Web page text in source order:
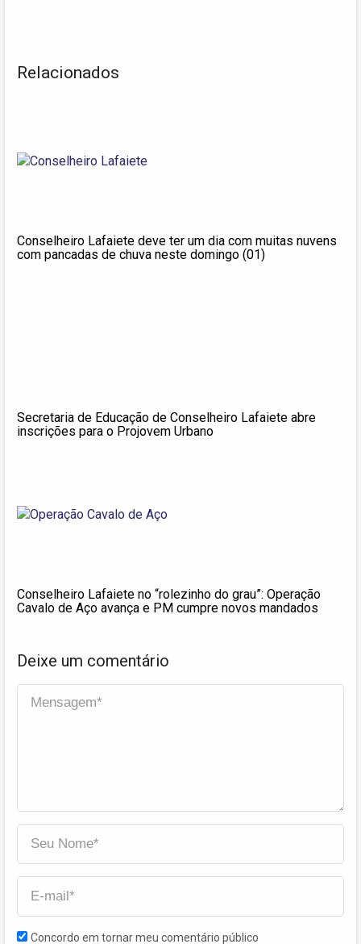
Relacionados
Conselheiro Lafaiete deve ter um dia com muitas nuvens
com pancadas de chuva neste domingo (01)
Secretaria de Educação de Conselheiro Lafaiete abre
inscrições para o Projovem Urbano
Conselheiro Lafaiete no “rolezinho do grau”: Operação
Cavalo de Aço avança e PM cumpre novos mandados
Deixe um comentário
Concordo em tornar meu comentário público